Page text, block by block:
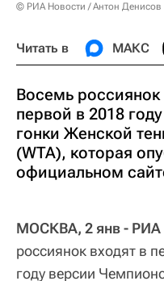
© РИА Новости / Антон Денисов
Читать в МАКС
Восемь
первой в 2018
гонки Женской
(WTA), которая
официальном
МОСКВА, 2 янв - РИА
россиянок входят в
году версии